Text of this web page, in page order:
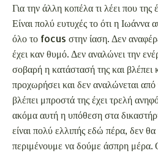
Για την άλλη κοπέλα τι λέει που της
Είναι πολύ ευτυχές το ότι η Ιωάννα
όλο το focus στην ίαση. Δεν
έχει καν θυμό. Δεν αναλώνει την
σοβαρή η κατάστασή της και βλέπει
προχωρήσει και δεν αναλώνεται από
βλέπει μπροστά της έχει τρελή
ακόμα αυτή η υπόθεση στα
είναι πολύ ελλιπής εδώ πέρα, δεν
περιμένουμε να δούμε άσπρη